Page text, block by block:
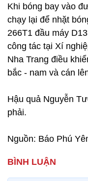
Khi bóng bay vào
chạy lại để nhặt
266T1 đầu máy
công tác tại Xí
Nha Trang điều
bắc - nam và cán
Hậu quả Nguyễn
phải.
Nguồn: Báo Phú